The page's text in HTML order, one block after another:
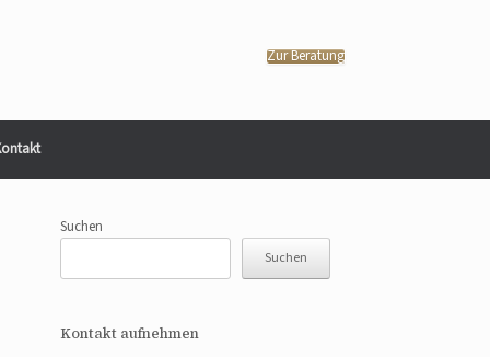
Zur Beratung
Suchen
Suchen
Kontakt aufnehmen